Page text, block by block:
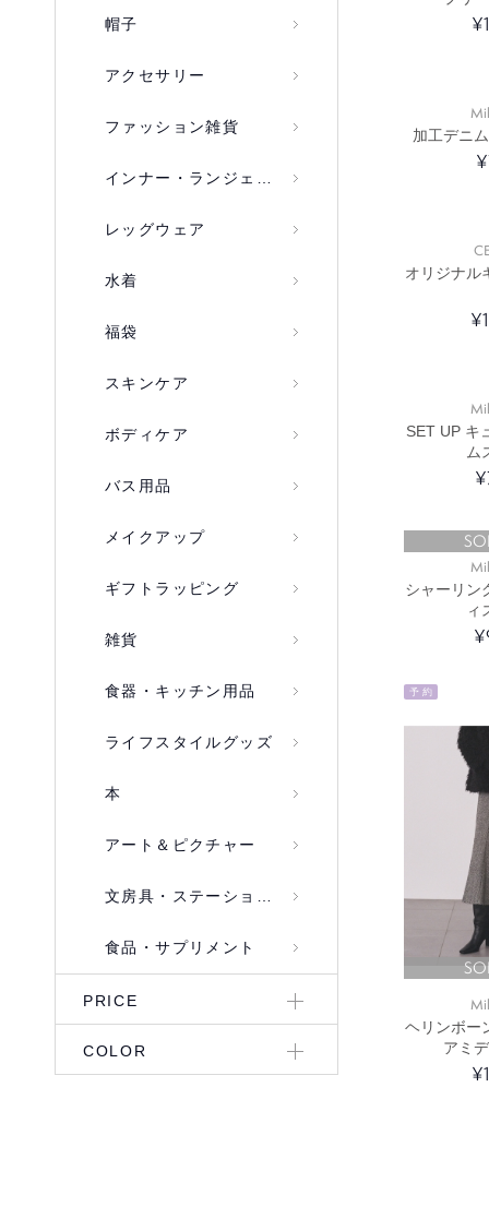
帽子
アクセサリー
ファッション雑貨
インナー・ランジェリー
レッグウェア
水着
福袋
スキンケア
ボディケア
バス用品
メイクアップ
ギフトラッピング
雑貨
食器・キッチン用品
ライフスタイルグッズ
本
アート＆ピクチャー
文房具・ステーショナリー
食品・サプリメント
PRICE
COLOR
加工デニ
オリジナル
SET UP キ
ム
シャーリン
ィ
予 約
ヘリンボー
アミ